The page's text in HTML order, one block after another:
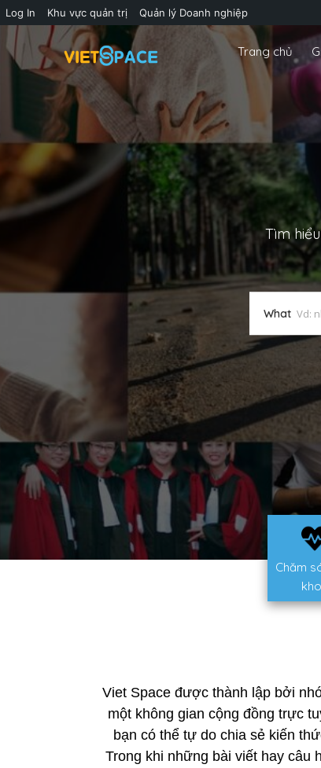
Log In Khu vực quản trị Quản lý Doanh nghiệp
Trang chủ
Tìm
What
Chăm
Viet Space được thành lập bởi
một không gian cộng đồng trực
bạn có thể tự do chia sẻ kiến
Trong khi những bài viết hay câu